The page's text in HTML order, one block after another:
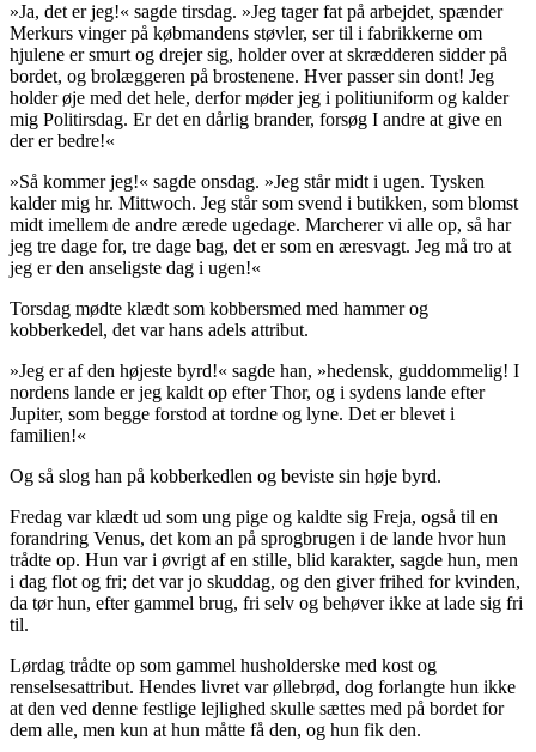
»Ja, det er jeg!« sagde tirsdag. »Jeg tager fat på arbejdet, spænder
Merkurs vinger på købmandens støvler, ser til i fabrikkerne om
hjulene er smurt og drejer sig, holder overat skrædderen sidder på
bordet, og brolæggeren på brostenene. Hver passer sin dont! Jeg
holder øje med det hele, derfor møder jeg i politiuniform og kalder
mig Politirsdag. Er det en dårlig brander, forsøg I andre at give en
der er bedre!«
»Så kommer jeg!« sagde onsdag. »Jeg står midt i ugen. Tysken
kalder mig hr. Mittwoch. Jeg står som svend i butikken, som blomst
midt imellem de andre ærede ugedage. Marcherer vi alle op, så har
jeg tre dage for, tre dage bag, det er som en æresvagt. Jeg må tro at
jeg er den anseligste dag i ugen!«
Torsdag mødte klædt som kobbersmed med hammer og
kobberkedel, det var hans adels attribut.
»Jeg er af den højeste byrd!« sagde han, »hedensk, guddommelig! I
nordens lande er jeg kaldt op efter Thor, og i sydens lande efter
Jupiter, som begge forstod at tordne og lyne. Det er blevet i
familien!«
Og så slog han på kobberkedlen og beviste sin høje byrd.
Fredag var klædt ud som ung pige og kaldte sig Freja, også til en
forandring Venus, det kom an på sprogbrugen i de lande hvor hun
trådte op. Hun var i øvrigt af en stille, blid karakter, sagde hun, men
i dag flot og fri; det var jo skuddag, og den giver frihed for kvinden,
da tørhun, efter gammel brug, fri selv og behøver ikke at lade sig fri
til.
Lørdag trådte op som gammel husholderske med kost og
renselsesattribut. Hendes livret varøllebrød, dog forlangte hun ikke
at den ved denne festlige lejlighed skulle sættes med på bordet for
dem alle, men kun at hun måtte få den, og hun fik den.